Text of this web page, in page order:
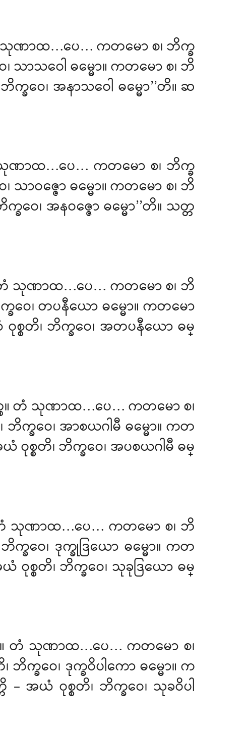
တံ သုဏာထ…ပေ… ကတမော စ၊ ဘိက္ခ
၊ သာသဝေါ ဓမ္မော။ ကတမော စ၊ ဘိ
က္ခဝေ၊ အနာသဝေါ ဓမ္မော’’တိ။ ဆ
တံ သုဏာထ…ပေ… ကတမော စ၊ ဘိက္ခ
သာဝဇ္ဇော ဓမ္မော။ ကတမော စ၊ ဘိ
ဝေ၊ အနဝဇ္ဇော ဓမ္မော’’တိ။ သတ္တ
တံ သုဏာထ…ပေ… ကတမော စ၊ ဘိ
ခဝေ၊ တပနီယော ဓမ္မော။ ကတမော
ဝုစ္စတိ၊ ဘိက္ခဝေ၊ အတပနီယော ဓမ္
မိဉ္စ။ တံ သုဏာထ…ပေ… ကတမော စ၊
ဘိက္ခဝေ၊ အာစယဂါမီ ဓမ္မော။ ကတ
ယံ ဝုစ္စတိ၊ ဘိက္ခဝေ၊ အပစယဂါမီ ဓမ္
စ။ တံ သုဏာထ…ပေ… ကတမော စ၊ ဘိ
ဘိက္ခဝေ၊ ဒုက္ခုဒြယော ဓမ္မော။ ကတ
ယံ ဝုစ္စတိ၊ ဘိက္ခဝေ၊ သုခုဒြယော ဓမ္
စ။ တံ သုဏာထ…ပေ… ကတမော စ၊
ဘိက္ခဝေ၊ ဒုက္ခဝိပါကော ဓမ္မော။ က
– အယံ ဝုစ္စတိ၊ ဘိက္ခဝေ၊ သုခဝိပါ